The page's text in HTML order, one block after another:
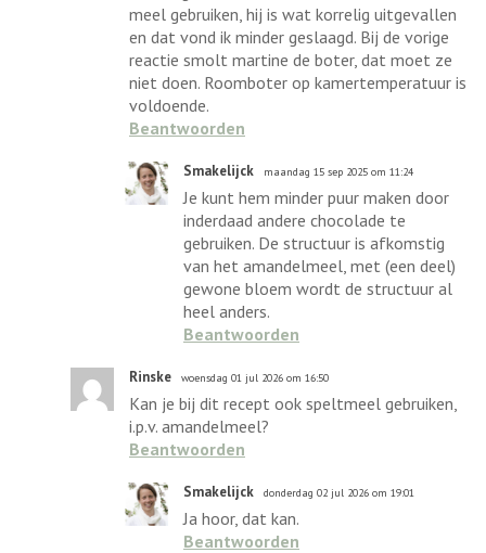
meel gebruiken, hij is wat korrelig uitgevallen
en dat vond ik minder geslaagd. Bij de vorige
reactie smolt martine de boter, dat moet ze
niet doen. Roomboter op kamertemperatuur is
voldoende.
Beantwoorden
Smakelijck maandag 15 sep 2025 om 11:24
Je kunt hem minder puur maken door
inderdaad andere chocolade te
gebruiken. De structuur is afkomstig
van het amandelmeel, met (een deel)
gewone bloem wordt de structuur al
heel anders.
Beantwoorden
Rinske woensdag 01 jul 2026 om 16:50
Kan je bij dit recept ook speltmeel gebruiken,
i.p.v. amandelmeel?
Beantwoorden
Smakelijck donderdag 02 jul 2026 om 19:01
Ja hoor, dat kan.
Beantwoorden